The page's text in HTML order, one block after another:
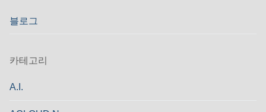
블로그
카테고리
A.I.